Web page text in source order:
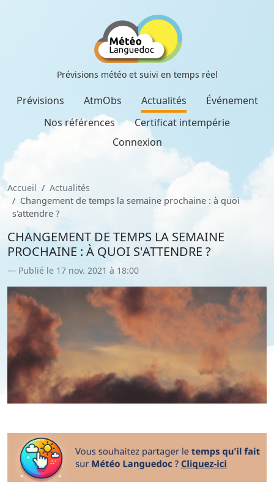
Prévisions météo et suivi en temps réel
Prévisions AtmObs Actualités
Événement
Nos références
Certificat intempérie
Connexion
Accueil
Actualités
Changement de temps la semaine prochaine : à quoi
s'attendre ?
CHANGEMENT DE TEMPS LA SEMAINE
PROCHAINE : À QUOI S'ATTENDRE ?
Publié le 17 nov. 2021 à 18:00